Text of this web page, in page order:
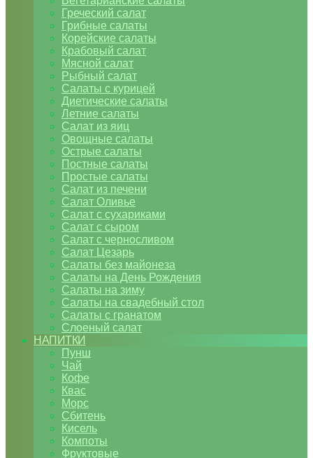
Греческий салат
Грибные салаты
Корейские салаты
Крабовый салат
Мясной салат
Рыбный салат
Салаты с курицей
Диетические салаты
Летние салаты
Салат из яиц
Овощные салаты
Острые салаты
Постные салаты
Простые салаты
Салат из печени
Салат Оливье
Салат с сухариками
Салат с сыром
Салат с черносливом
Салат Цезарь
Салаты без майонеза
Салаты на День Рождения
Салаты на зиму
Салаты на свадебный стол
Салаты с гранатом
Слоеный салат
НАПИТКИ
Пунш
Чай
Кофе
Квас
Морс
Сбитень
Кисель
Компоты
Фруктовые